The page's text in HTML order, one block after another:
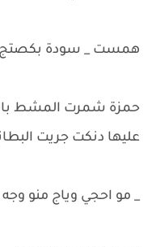
همست _ سودة بكصتج
حمزة شمرت المشط
عليها دنكت جريت
_ مو احجي وياج منو